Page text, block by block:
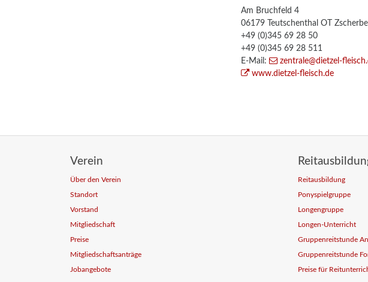
Am Bruchfeld 4
06179 Teutschenthal OT
+49 (0)345 69 28 50
+49 (0)345 69 28 511
E-Mail:
zentrale@dietzel-fleisch
www.dietzel-fleisch.de
Verein
Über den Verein
Standort
Vorstand
Mitgliedschaft
Preise
Mitgliedschaftsanträge
Jobangebote
Reitausbildung
Ponyspielgruppe
Longengruppe
Longen-Unterricht
Gruppenreitstunde
Gruppenreitstunde
Preise für